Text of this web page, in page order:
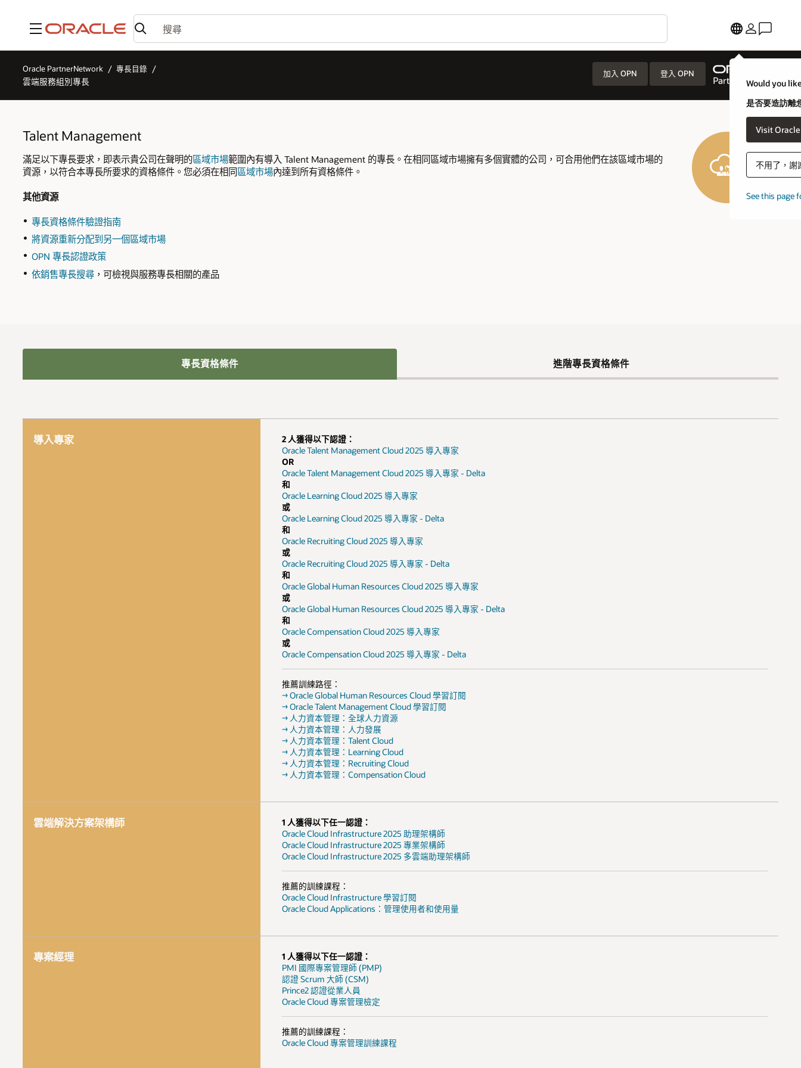
功能表
Would you
是否要造訪離
Visit
不用了，謝
See this page
Oracle PartnerNetwork 專長目錄
雲端服務組別專長
加入 OPN 登入 OPN
Talent Management
滿足以下專長要求，即表示貴公司在聲明的區域市場範圍內有導入 Talent Management 的專長。在相同區域市場擁有多個實體的公司，可合用他們在該區域市場的
資源，以符合本專長所要求的資格條件。您必須在相同區域市場內達到所有資格條件。
其他資源
專長資格條件驗證指南
將資源重新分配到另一個區域市場
OPN 專長認證政策
依銷售專長搜尋 ，可檢視與服務專長相關的產品
專長資格條件 進階專長資格條件
導入專家
2 人獲得以下認證：
Oracle Talent Management Cloud 2025 導入專家
OR
Oracle Talent Management Cloud 2025 導入專家 - Delta
和
Oracle Learning Cloud 2025 導入專家
或
Oracle Learning Cloud 2025 導入專家 - Delta
和
Oracle Recruiting Cloud 2025 導入專家
或
Oracle Recruiting Cloud 2025 導入專家 - Delta
和
Oracle Global Human Resources Cloud 2025 導入專家
或
Oracle Global Human Resources Cloud 2025 導入專家 - Delta
和
Oracle Compensation Cloud 2025 導入專家
或
Oracle Compensation Cloud 2025 導入專家 - Delta
推薦訓練路徑：
→ Oracle Global Human Resources Cloud 學習訂閱
→ Oracle Talent Management Cloud 學習訂閱
→ 人力資本管理：全球人力資源
→ 人力資本管理：人力發展
→ 人力資本管理：Talent Cloud
→ 人力資本管理：Learning Cloud
→ 人力資本管理：Recruiting Cloud
→ 人力資本管理：Compensation Cloud
雲端解決方案架構師
1 人獲得以下任一認證：
Oracle Cloud Infrastructure 2025 助理架構師
Oracle Cloud Infrastructure 2025 專業架構師
Oracle Cloud Infrastructure 2025 多雲端助理架構師
推薦的訓練課程：
Oracle Cloud Infrastructure 學習訂閱
Oracle Cloud Applications：管理使用者和使用量
專案經理
1 人獲得以下任一認證：
PMI 國際專案管理師 (PMP)
認證 Scrum 大師 (CSM)
Prince2 認證從業人員
Oracle Cloud 專案管理檢定
推薦的訓練課程：
Oracle Cloud 專案管理訓練課程